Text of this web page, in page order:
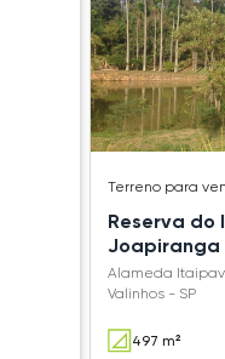
Terreno para
Reserva
Joapiranga
Alameda
Valinhos - SP
497 m²